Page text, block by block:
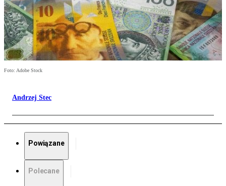
Foto: Adobe Stock
Andrzej Stec
Powiązane
Polecane